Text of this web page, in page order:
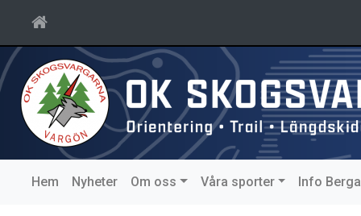
Hem Nyheter Om oss Våra sporter Info